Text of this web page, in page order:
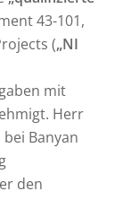
43-101,
(„NI
mit
Herr
Banyan
den